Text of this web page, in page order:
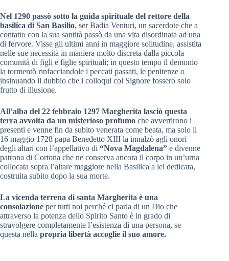
Nel 1290 passò sotto la guida spirituale del rettore della
basilica di San Basilio, ser Badia Venturi, un sacerdote che a
contatto con la sua santità passò da una vita disordinata ad una
di fervore. Visse gli ultimi anni in maggiore solitudine, assistita
nelle sue necessità in maniera molto discreta dalla piccola
comunità di figli e figlie spirituali; in questo tempo il demonio
la tormentò rinfacciandole i peccati passati, le penitenze o
insinuando il dubbio che i colloqui col Signore fossero solo
frutto di illusione.
All’alba del 22 febbraio 1297 Margherita lasciò questa
terra avvolta da un misterioso profumo che avvertirono i
presenti e venne fin da subito venerata come beata, ma solo il
16 maggio 1728 papa Benedetto XIII la innalzò agli onori
degli altari con l’appellativo di “Nova Magdalena” e divenne
patrona di Cortona che ne conserva ancora il corpo in un’urna
collocata sopra l’altare maggiore nella Basilica a lei dedicata,
costruita subito dopo la sua morte.
La vicenda terrena di santa Margherita è una
consolazione per tutti noi perché ci parla di un Dio che
attraverso la potenza dello Spirito Santo è in grado di
stravolgere completamente l’esistenza di una persona, se
questa nella propria libertà accoglie il suo amore.